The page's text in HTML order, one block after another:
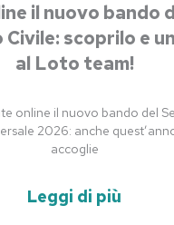
il nuovo bando
Civile: scoprilo e
al Loto team!
online il nuovo bando del
2026: anche
accoglie
Leggi di più